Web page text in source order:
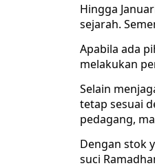
Hingga
sejarah.
Apabila ada
melakukan
Selain
tetap sesuai
pedagang,
Dengan stok
suci